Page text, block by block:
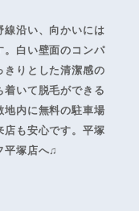
線沿い、向かいには
。白い壁面のコンパ
きりとした清潔感の
着いて脱毛ができる
地内に無料の駐車場
店も安心です。平塚
平塚店へ♫